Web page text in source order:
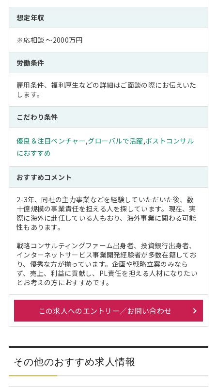
想定年収
※応相談 ～2000万円
労働条件
雇用条件、福利厚生などの詳細はご面談の際にお伝えいた
します。
こだわり条件
優良＆注目ベンチャー,グローバルで活躍,ポストコンサル
におすすめ
おすすめコメント
2-3年、同社の主力事業などを経験していただいた後、数
十億規模の事業責任を担える人を探しています。現在、実
際に海外に赴任している人もおり、海外事業に関わる可能
性もあります。
戦略コンサルティングファーム出身者、投資銀行出身者、
インターネットサービス事業開発経験者が多数在籍してお
り、優秀な方が揃っています。企画や戦略立案のみなら
ず、売上、利益に貢献し、PL責任を担える人材になりたい
とお考えの方におすすめです。
この求人へのエントリー／お問い合わせ
その他のおすすめ求人情報